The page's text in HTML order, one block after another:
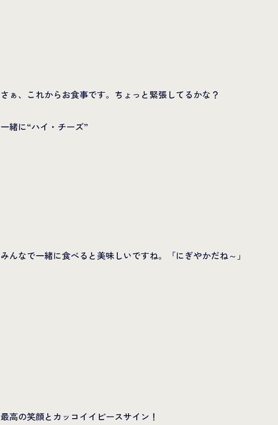
さぁ、これからお食事です。ちょっと緊張してるかな？
一緒に“ハイ・チーズ”
みんなで一緒に食べると美味しいですね。「にぎやかだね～」
最高の笑顔とカッコイイピースサイン！